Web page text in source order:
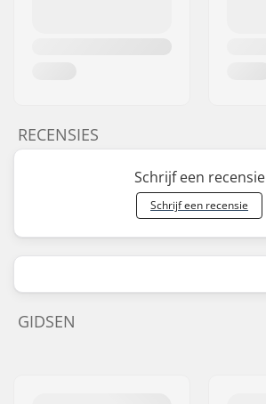
RECENSIES
Schrijf een recensie
Schrijf een recensie
GIDSEN